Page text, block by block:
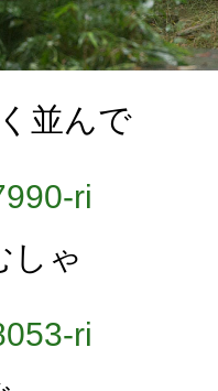
並んで
しゃ